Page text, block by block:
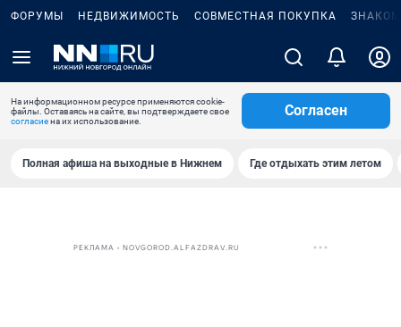
ФОРУМЫ НЕДВИЖИМОСТЬ СОВМЕСТНАЯ ПОКУПКА
На информационном ресурсе применяются cookie-
файлы. Оставаясь на сайте, вы подтверждаете свое
согласиена их использование.
Согласен
Полная афиша на выходные в Нижнем Где отдыхать этим летом
РЕКЛАМА • NOVGOROD.ALFAZDRAV.RU